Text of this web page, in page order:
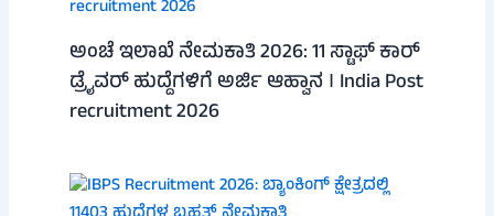
ಅಂಚೆ ಇಲಾಖೆ ನೇಮಕಾತಿ 2026: 11 ಸ್ಟಾಫ್ ಕಾರ್
ಡ್ರೈವರ್ ಹುದ್ದೆಗಳಿಗೆ ಅರ್ಜಿ ಆಹ್ವಾನ । India Post
recruitment 2026